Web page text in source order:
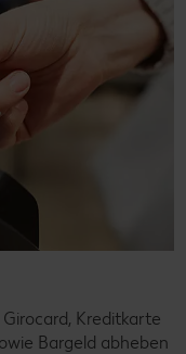
Kreditkarte
Bargeld abheben